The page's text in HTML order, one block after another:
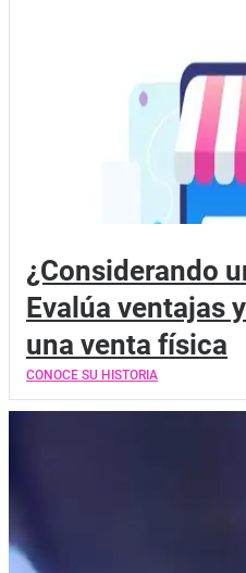
¿Considerando
Evalúa ventajas
una venta física
CONOCE SU HISTORIA